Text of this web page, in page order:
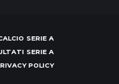
SERIE A
SERIE A
POLICY